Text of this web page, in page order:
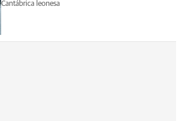
Cantábrica leonesa